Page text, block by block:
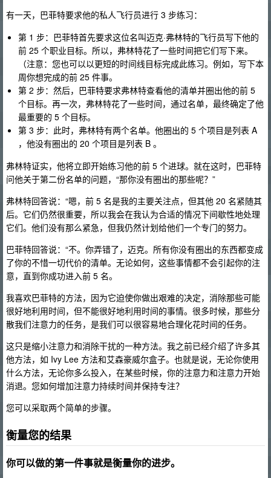
有一天，巴菲特要求他的私人飞行员进行 3 步练习：
第 1 步：巴菲特首先要求这位名叫迈克·弗林特的飞行员写下他的
前 25 个职业目标。所以，弗林特花了一些时间把它们写下来。
（注意：您也可以以更短的时间线目标完成此练习。例如，写下本
周你想完成的前 25 件事。
第 2 步：然后，巴菲特要求弗林特查看他的清单并圈出他的前 5
个目标。再一次，弗林特花了一些时间，通过名单，最终确定了他
最重要的 5 个目标。
第 3 步：此时，弗林特有两个名单。他圈出的 5 个项目是列表 A
，他没有圈出的 20 个项目是列表 B 。
弗林特证实，他将立即开始练习他的前 5 个进球。就在这时，巴菲特
问他关于第二份名单的问题，“那你没有圈出的那些呢？”
弗林特回答说：“嗯，前 5 名是我的主要关注点，但其他 20 名紧随其
后。它们仍然很重要，所以我会在我认为合适的情况下间歇性地处理
它们。他们没有那么紧急，但我仍然计划给他们一个专门的努力。
巴菲特回答说：“不。你弄错了，迈克。所有你没有圈出的东西都变成
了你的不惜一切代价的清单。无论如何，这些事情都不会引起你的注
意，直到你成功进入前 5 名。
我喜欢巴菲特的方法，因为它迫使你做出艰难的决定，消除那些可能
很好地利用时间，但不能很好地利用时间的事情。很多时候，那些分
散我们注意力的任务，是我们可以很容易地合理化花时间的任务。
这只是缩小注意力和消除干扰的一种方法。我之前已经介绍了许多其
他方法，如 Ivy Lee 方法和艾森豪威尔盒子。也就是说，无论你使用
什么方法，无论你多么投入，在某些时候，你的注意力和注意力开始
消退。您如何增加注意力持续时间并保持专注？
您可以采取两个简单的步骤。
衡量您的结果
你可以做的第一件事就是衡量你的进步。